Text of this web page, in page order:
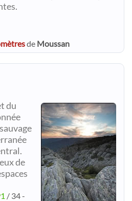
de Moussan
du
de
/ 34 -